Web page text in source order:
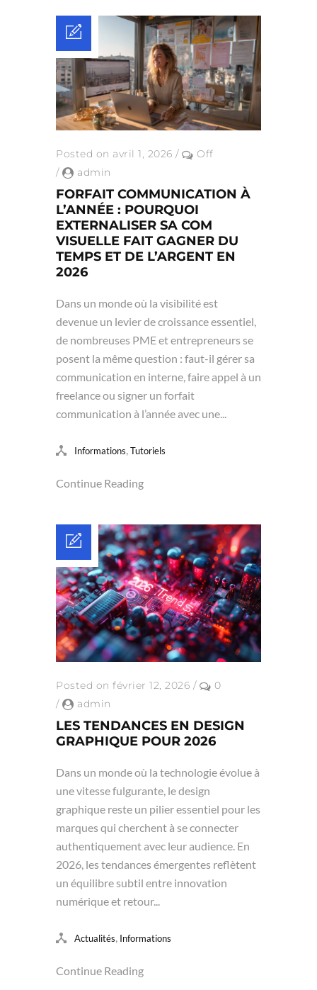
Posted on avril 1, 2026 /
Off
/
admin
FORFAIT COMMUNICATION À
L’ANNÉE : POURQUOI
EXTERNALISER SA COM
VISUELLE FAIT GAGNER DU
TEMPS ET DE L’ARGENT EN
2026
Dans un monde où la visibilité est
devenue un levier de croissance essentiel,
de nombreuses PME et entrepreneurs se
posent la même question : faut-il gérer sa
communication en interne, faire appel à un
freelance ou signer un forfait
communication à l’année avec une...
Informations,Tutoriels
Continue Reading
Posted on février 12, 2026 /
0
/
admin
LES TENDANCES EN DESIGN
GRAPHIQUE POUR 2026
Dans un monde où la technologie évolue à
une vitesse fulgurante, le design
graphique reste un pilier essentiel pour les
marques qui cherchent à se connecter
authentiquement avec leur audience. En
2026, les tendances émergentes reflètent
un équilibre subtil entre innovation
numérique et retour...
Actualités Informations
Continue Reading